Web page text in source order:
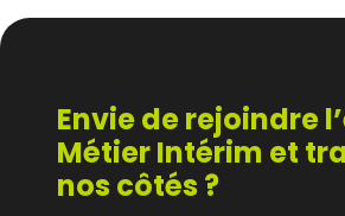
Envie de rejoindre
Métier Intérim et
nos côtés ?